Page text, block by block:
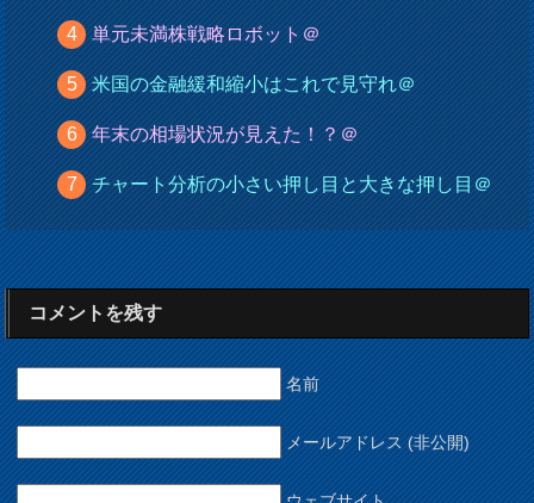
単元未満株戦略ロボット＠
米国の金融緩和縮小はこれで見守れ＠
年末の相場状況が見えた！？＠
チャート分析の小さい押し目と大きな押し目＠
コメントを残す
名前
メールアドレス (非公開)